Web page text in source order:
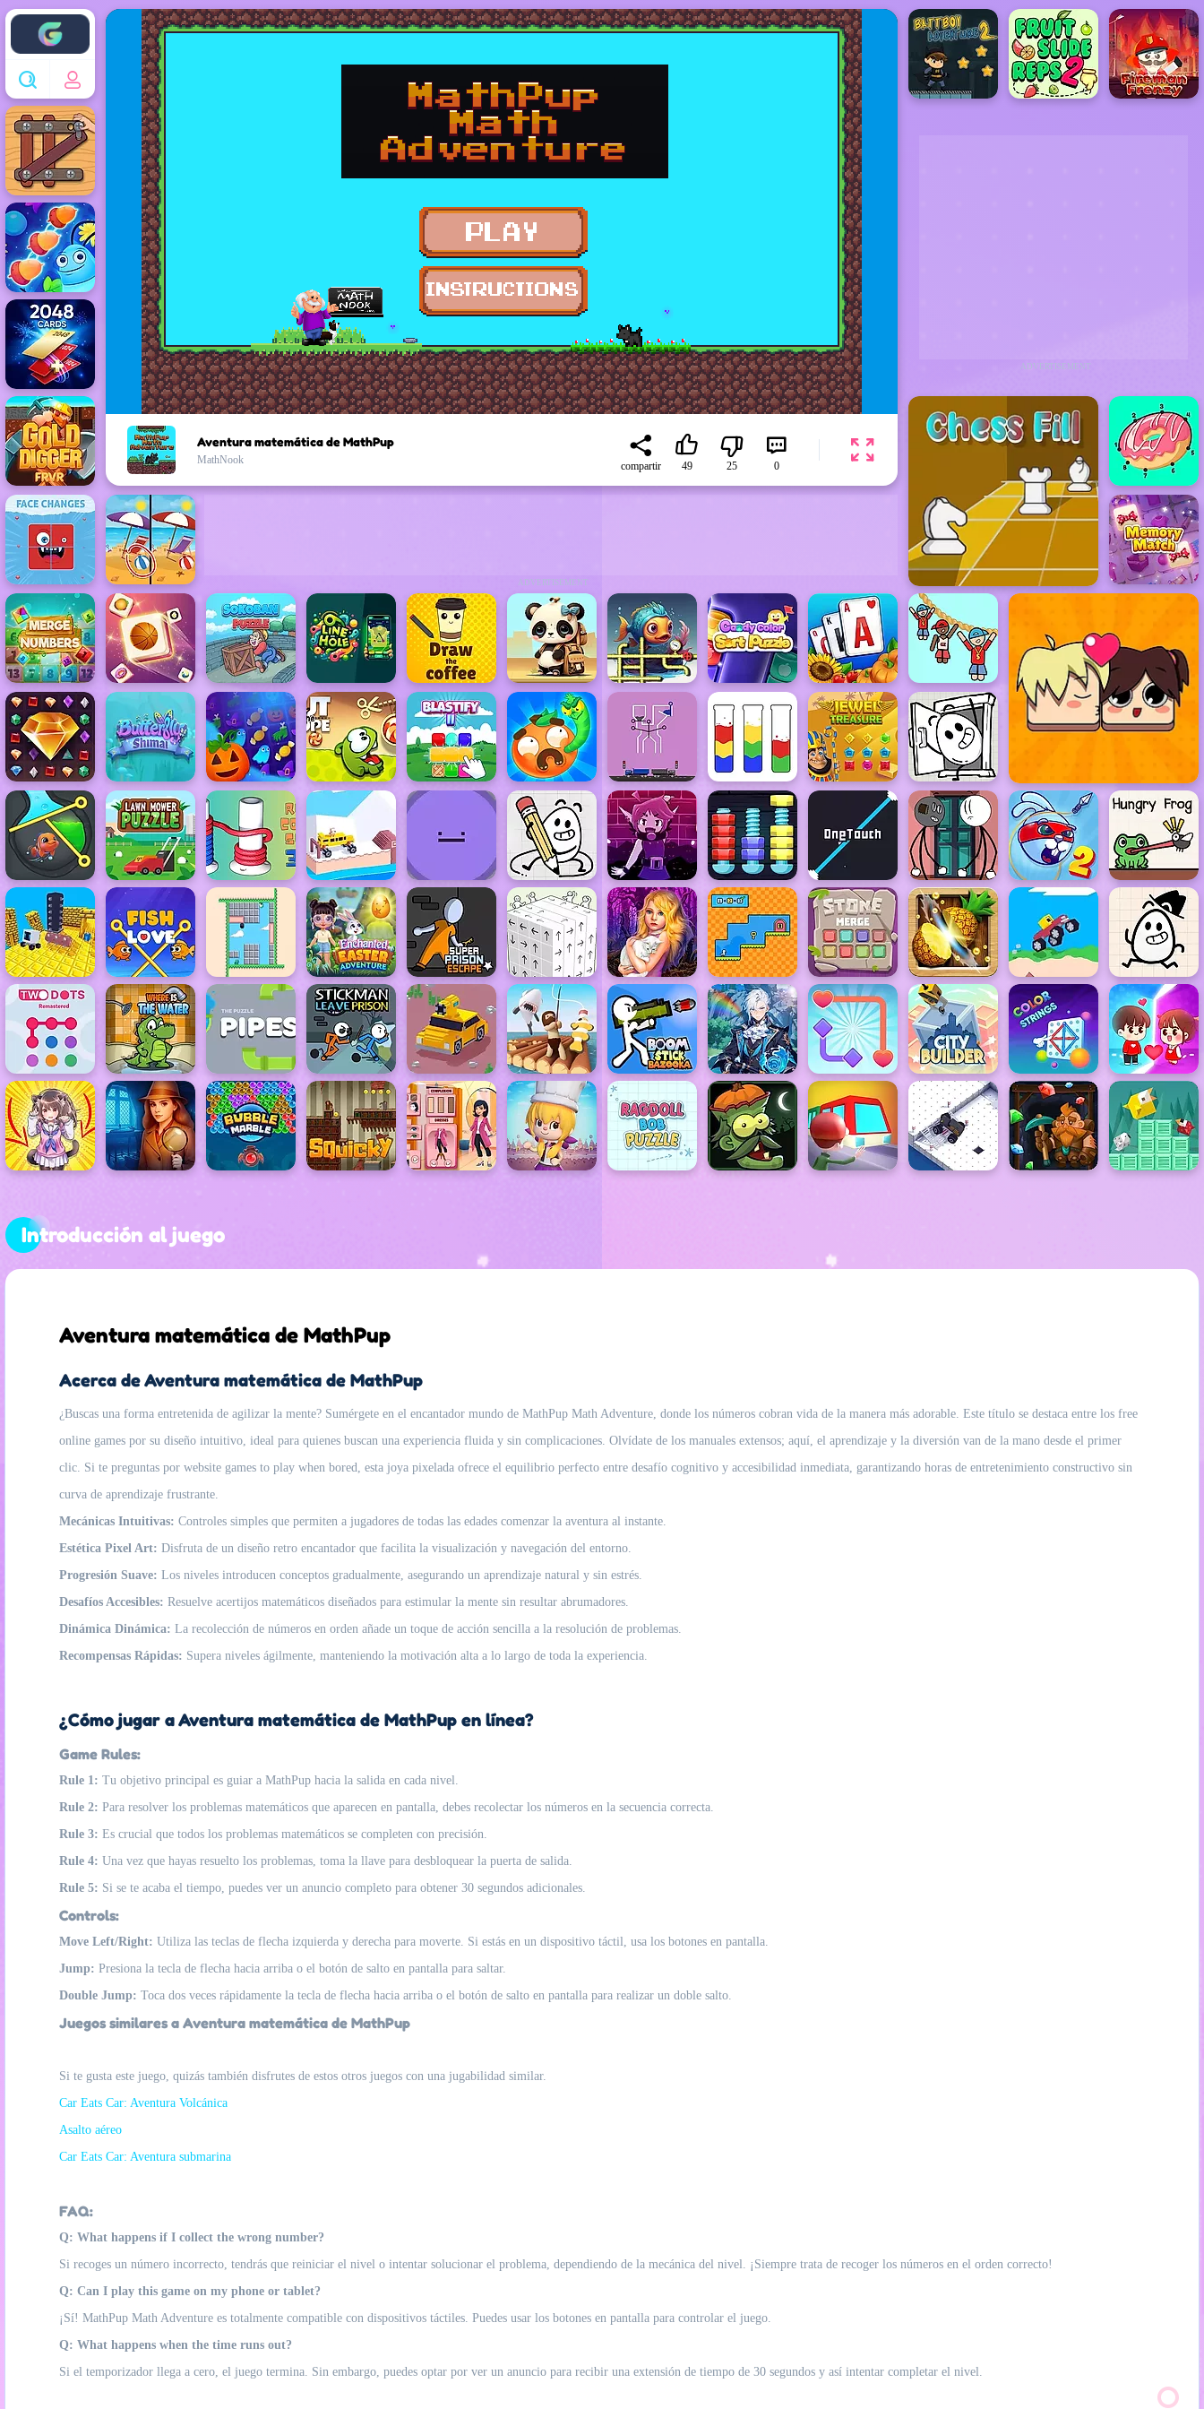
Enjoy4fun
ADVERTISEMENT
ADVERTISEMENT
Aventura matemática de MathPup
MathNook
compartir 49 25 0
Introducción al juego
Aventura matemática de MathPup
Acerca de Aventura matemática de MathPup
¿Buscas una forma entretenida de agilizar la mente? Sumérgete en el encantador mundo de MathPup Math Adventure, donde los números cobran vida de la manera más adorable. Este título se destaca entre los free
online games por su diseño intuitivo, ideal para quienes buscan una experiencia fluida y sin complicaciones. Olvídate de los manuales extensos; aquí, el aprendizaje y la diversión van de la mano desde el primer
clic. Si te preguntas por website games to play when bored, esta joya pixelada ofrece el equilibrio perfecto entre desafío cognitivo y accesibilidad inmediata, garantizando horas de entretenimiento constructivo sin
curva de aprendizaje frustrante.
Mecánicas Intuitivas: Controles simples que permiten a jugadores de todas las edades comenzar la aventura al instante.
Estética Pixel Art: Disfruta de un diseño retro encantador que facilita la visualización y navegación del entorno.
Progresión Suave: Los niveles introducen conceptos gradualmente, asegurando un aprendizaje natural y sin estrés.
Desafíos Accesibles: Resuelve acertijos matemáticos diseñados para estimular la mente sin resultar abrumadores.
Dinámica Dinámica: La recolección de números en orden añade un toque de acción sencilla a la resolución de problemas.
Recompensas Rápidas: Supera niveles ágilmente, manteniendo la motivación alta a lo largo de toda la experiencia.
¿Cómo jugar a Aventura matemática de MathPup en línea?
Game Rules:
Rule 1: Tu objetivo principal es guiar a MathPup hacia la salida en cada nivel.
Rule 2: Para resolver los problemas matemáticos que aparecen en pantalla, debes recolectar los números en la secuencia correcta.
Rule 3: Es crucial que todos los problemas matemáticos se completen con precisión.
Rule 4: Una vez que hayas resuelto los problemas, toma la llave para desbloquear la puerta de salida.
Rule 5: Si se te acaba el tiempo, puedes ver un anuncio completo para obtener 30 segundos adicionales.
Controls:
Move Left/Right: Utiliza las teclas de flecha izquierda y derecha para moverte. Si estás en un dispositivo táctil, usa los botones en pantalla.
Jump: Presiona la tecla de flecha hacia arriba o el botón de salto en pantalla para saltar.
Double Jump: Toca dos veces rápidamente la tecla de flecha hacia arriba o el botón de salto en pantalla para realizar un doble salto.
Juegos similares a Aventura matemática de MathPup
Si te gusta este juego, quizás también disfrutes de estos otros juegos con una jugabilidad similar.
Car Eats Car: Aventura Volcánica
Asalto aéreo
Car Eats Car: Aventura submarina
FAQ:
Q: What happens if I collect the wrong number?
Si recoges un número incorrecto, tendrás que reiniciar el nivel o intentar solucionar el problema, dependiendo de la mecánica del nivel. ¡Siempre trata de recoger los números en el orden correcto!
Q: Can I play this game on my phone or tablet?
¡Sí! MathPup Math Adventure es totalmente compatible con dispositivos táctiles. Puedes usar los botones en pantalla para controlar el juego.
Q: What happens when the time runs out?
Si el temporizador llega a cero, el juego termina. Sin embargo, puedes optar por ver un anuncio para recibir una extensión de tiempo de 30 segundos y así intentar completar el nivel.